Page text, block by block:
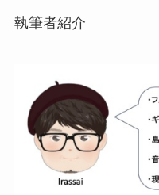
執筆者紹介